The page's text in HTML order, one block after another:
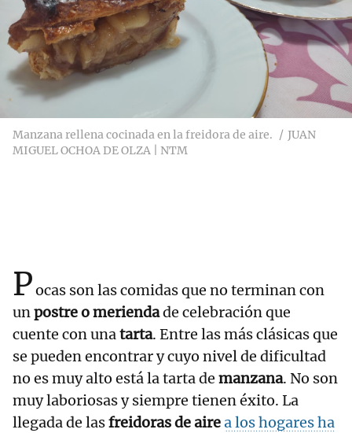
Manzana rellena cocinada en la freidora de aire.
JUAN
MIGUEL OCHOA DE OLZA | NTM
Pocas son las comidas que no terminan con
unpostre o meriendade celebración que
cuente con unatarta. Entre las más clásicas que
se pueden encontrar y cuyo nivel de dificultad
no es muy alto está la tarta de manzana. No son
muy laboriosas y siempre tienen éxito. La
llegada de lasfreidoras de airea los hogares ha